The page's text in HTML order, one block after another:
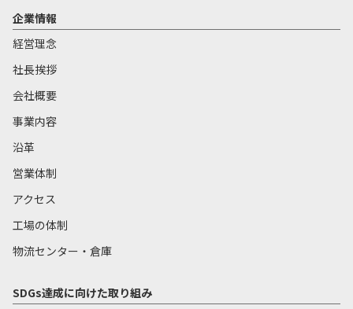
企業情報
経営理念
社長挨拶
会社概要
事業内容
沿革
営業体制
アクセス
工場の体制
物流センター・倉庫
SDGs達成に向けた取り組み